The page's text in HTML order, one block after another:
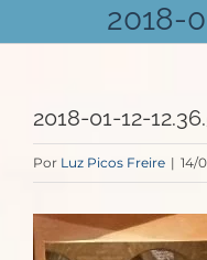
2018-
2018-01-12-
Por Luz Picos Freire | 14/